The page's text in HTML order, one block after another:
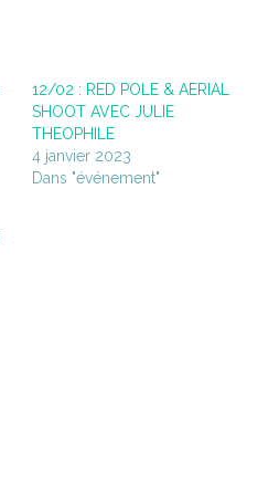
12/02 : RED POLE & AERIAL
SHOOT AVEC JULIE
THEOPHILE
4 janvier 2023
Dans "événement"